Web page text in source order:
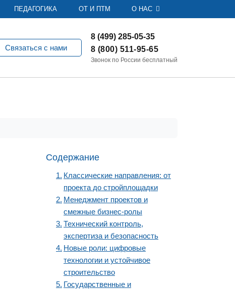
ПЕДАГОГИКА ОТ И ПТМ О НАС
Связаться с нами
8 (499) 285-05-35
8 (800) 511-95-65
Звонок по России бесплатный
Содержание
Классические направления: от
проекта до стройплощадки
Менеджмент проектов и
смежные бизнес-ролы
Технический контроль,
экспертиза и безопасность
Новые роли: цифровые
технологии и устойчивое
строительство
Государственные и